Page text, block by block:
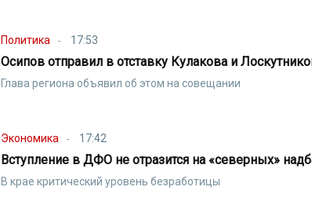
Политика 17:53
Осипов отправил в отставку Кулакова и
Глава региона объявил об этом на совещании
Экономика 17:42
Вступление в ДФО не отразится на «северных»
В крае критический уровень безработицы